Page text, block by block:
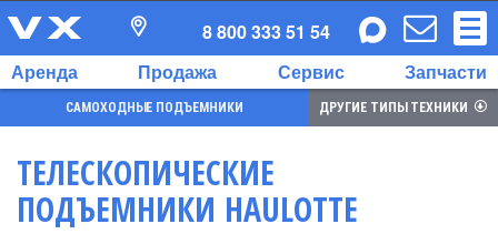
Аренда Продажа Сервис Запчасти
8 800 333 51 54
САМОХОДНЫЕ ПОДЪЕМНИКИ ДРУГИЕ ТИПЫ ТЕХНИКИ
ТЕЛЕСКОПИЧЕСКИЕ
ПОДЪЕМНИКИ HAULOTTE